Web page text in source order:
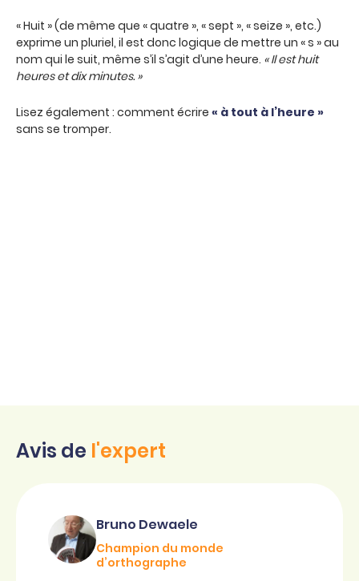
« Huit » (de même que « quatre », « sept », « seize », etc.)
exprime un pluriel, il est donc logique de mettre un « s » au
nom qui le suit, même s’il s’agit d’une heure. « Il est huit
heures et dix minutes. »
Lisez également : comment écrire « à tout à l’heure »
sans se tromper.
Avis de l'expert
Bruno Dewaele
Champion du monde
d’orthographe